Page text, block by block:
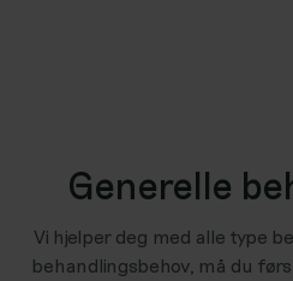
Generelle
Vi hjelper deg med alle type
behandlingsbehov, må du